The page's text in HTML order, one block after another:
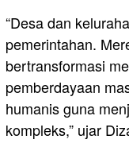
“Desa dan
pemerintahan.
bertransformasi
pemberdayaan
humanis guna
kompleks,” ujar